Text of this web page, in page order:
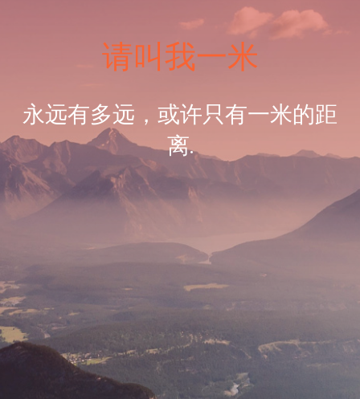
请叫我一米
永远有多远，或许只有一米的距
离.